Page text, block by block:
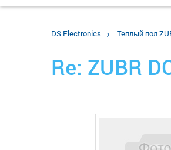
DS Electronics Теплый пол
Re: ZUBR